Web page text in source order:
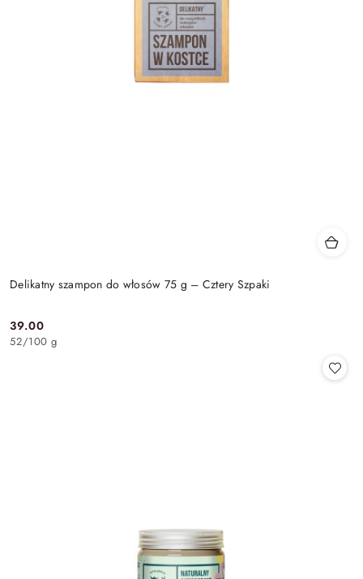
Delikatny szampon do włosów 75 g – Cztery Szpaki
Cena:
39.00
52/100 g